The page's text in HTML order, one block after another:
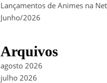
Lançamentos de Animes na
Junho/2026
Arquivos
agosto 2026
julho 2026